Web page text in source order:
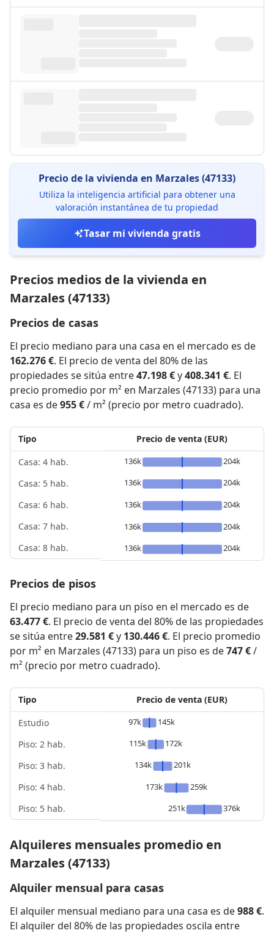
Precio de la vivienda en Marzales (47133)
Utiliza la inteligencia artificial para obtener una
valoración instantánea de tu propiedad
Tasar mi vivienda gratis
Precios medios de la vivienda en
Marzales (47133)
Precios de casas
El precio mediano para una casa en el mercado es de
162.276 €. El precio de venta del 80% de las
propiedades se sitúa entre47.198 €y408.341 €. El
precio promedio por m² en Marzales (47133) para una
casa es de955 €/ m² (precio por metro cuadrado).
Tipo
Casa: 4 hab.
Casa: 5 hab.
Casa: 6 hab.
Casa: 7 hab.
Casa: 8 hab.
Precio de venta (EUR)
136k
204k
136k
204k
136k
204k
136k
204k
136k
204k
Precios de pisos
El precio mediano para un piso en el mercado es de
63.477 €. El precio de venta del 80% de las propiedades
se sitúa entre29.581 €y 130.446 €. El precio promedio
por m² en Marzales (47133) para un piso es de747 €/
m² (precio por metro cuadrado).
Tipo
Estudio
Piso: 2 hab.
Piso: 3 hab.
Piso: 4 hab.
Piso: 5 hab.
Precio de venta (EUR)
97k
145k
115k
172k
134k
201k
173k
259k
251k
376k
Alquileres mensuales promedio en
Marzales (47133)
Alquiler mensual para casas
El alquiler mensual mediano para una casa es de988 €.
El alquiler del 80% de las propiedades oscila entre